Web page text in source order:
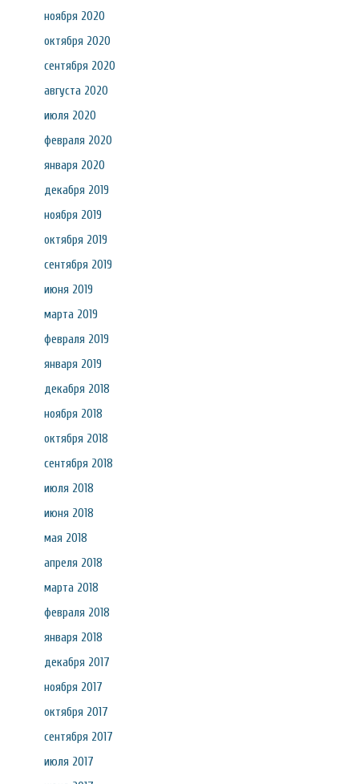
ноября 2020
октября 2020
сентября 2020
августа 2020
июля 2020
февраля 2020
января 2020
декабря 2019
ноября 2019
октября 2019
сентября 2019
июня 2019
марта 2019
февраля 2019
января 2019
декабря 2018
ноября 2018
октября 2018
сентября 2018
июля 2018
июня 2018
мая 2018
апреля 2018
марта 2018
февраля 2018
января 2018
декабря 2017
ноября 2017
октября 2017
сентября 2017
июля 2017